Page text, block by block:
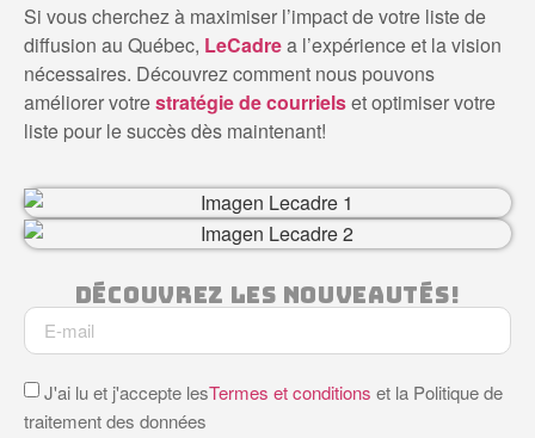
Si vous cherchez à maximiser l’impact de votre liste de
diffusion au Québec, LeCadrea l’expérience et la vision
nécessaires. Découvrez comment nous pouvons
améliorer votrestratégie de courrielset optimiser votre
liste pour le succès dès maintenant!
Découvrez Les Nouveautés!
J'ai lu et j'accepte lesTermes et conditions et la Politique de
traitement des données